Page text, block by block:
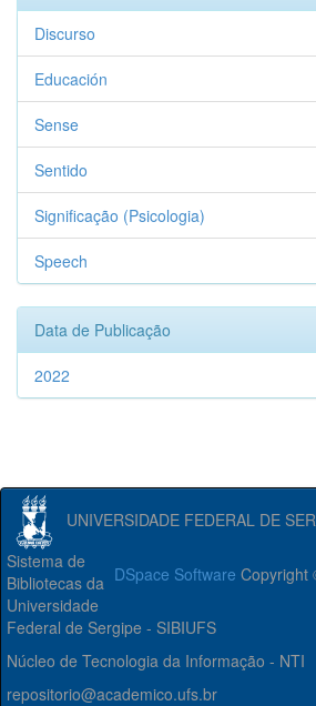
Discurso
Educación
Sense
Sentido
Significação (Psicologia)
Speech
Data de Publicação
2022
UNIVERSIDADE FEDERAL DE
DSpace Software Copyright
Sistema de
Bibliotecas da
Universidade
Federal de Sergipe - SIBIUFS
Núcleo de Tecnologia da Informação - NTI
repositorio@academico.ufs.br